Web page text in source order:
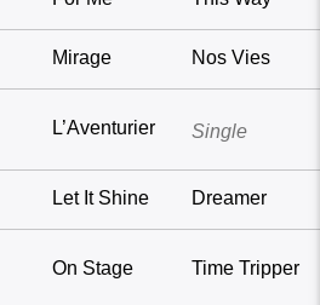
Mirage Nos Vies
L’Aventurier Single
Let It Shine Dreamer
On Stage Time Tripper